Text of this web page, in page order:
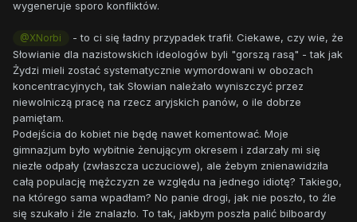
wygeneruje sporo konfliktów.
@XNorbi
- to ci się ładny przypadek trafił. Ciekawe, czy wie, że
Słowianie dla nazistowskich ideologów byli "gorszą rasą" - tak jak
Żydzi mieli zostać systematycznie wymordowani w obozach
koncentracyjnych, tak Słowian należało wyniszczyć przez
niewolniczą pracę na rzecz aryjskich panów, o ile dobrze
pamiętam.
Podejścia do kobiet nie będę nawet komentować. Moje
gimnazjum było wybitnie żenującym okresem i zdarzały mi się
niezłe odpały (zwłaszcza uczuciowe), ale żebym znienawidziła
całą populację mężczyzn ze względu na jednego idiotę? Takiego,
na którego sama wpadłam? No panie drogi, jak nie poszło, to źle
się szukało i źle znalazło. To tak, jakbym poszła palić bilboardy